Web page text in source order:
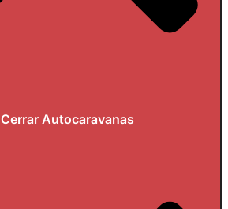
Cerrar Autocaravanas